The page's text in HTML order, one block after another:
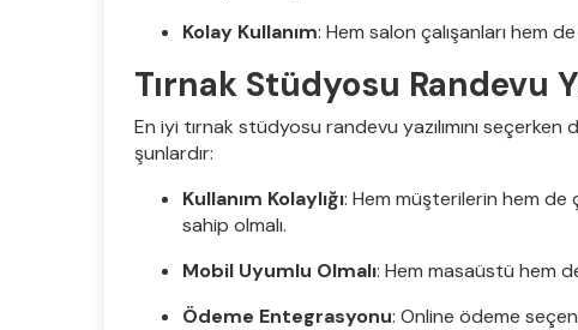
Kolay Kullanım: Hem salon çalışanları hem
Tırnak Stüdyosu Randevu
En iyi tırnak stüdyosu randevu yazılımını
şunlardır:
Kullanım Kolaylığı: Hem müşterilerin hem de
sahip olmalı.
Mobil Uyumlu Olmalı: Hem masaüstü hem
Ödeme Entegrasyonu: Online ödeme